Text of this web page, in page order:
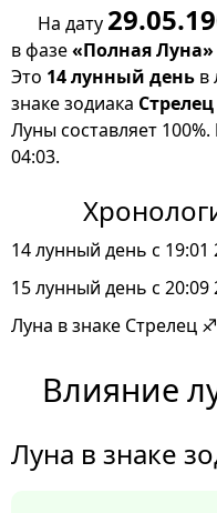
На дату
в фазе«Полная Луна»
Это 14 лунный день в
знаке зодиака Стрелец
Луны составляет 100%.
04:03.
14 лунный день с 19:01
15 лунный день с 20:09
Луна в знаке Стрелец
Влияние
Луна в знаке